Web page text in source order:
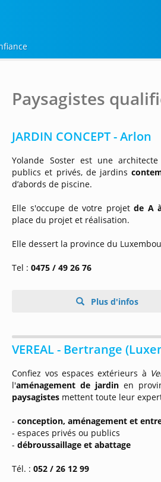
Paysagistes
JARDIN CONCEPT - Arlon
Yolande Soster est une
publics et privés, de jardins
d’abords de piscine.
Elle s'occupe de votre projetde A
place du projet et réalisation.
Elle dessert la province du
Tel :0475 / 49 26 76
Plus d'infos
VEREAL - Bertrange
Confiez vos espaces extérieurs à
l'aménagement de jardin en
paysagistes mettent toute leur
-conception, aménagement et
- espaces privés ou publics
-débroussaillage et abattage
Tél. : 052 / 26 12 99